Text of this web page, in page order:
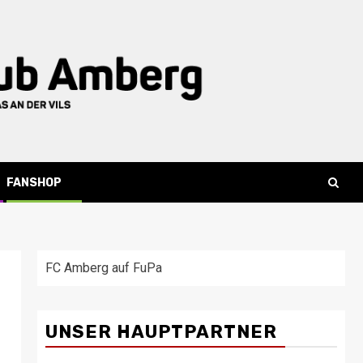
FANSHOP
FC Amberg auf FuPa
UNSER HAUPTPARTNER